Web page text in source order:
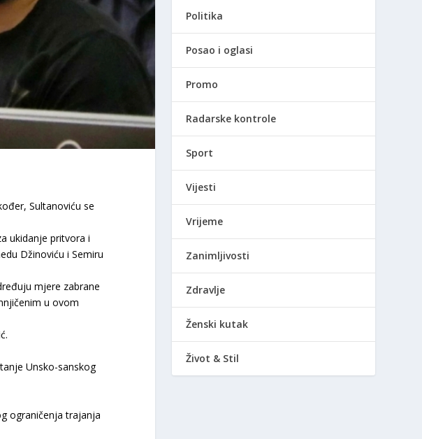
Sultanoviću se
ukidanje pritvora i
Džinoviću i Semiru
mjere zabrane
u ovom
Unsko-sanskog
ograničenja trajanja
Politika
Posao i oglasi
Promo
Radarske kontrole
Sport
Vijesti
Vrijeme
Zanimljivosti
Zdravlje
Ženski kutak
Život & Stil